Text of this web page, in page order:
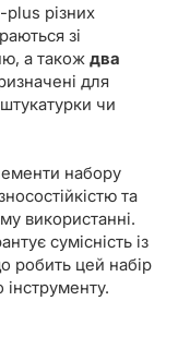
різних
зі
а також два
для
чи
набору
та
використанні.
сумісність із
робить цей набір